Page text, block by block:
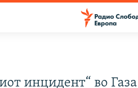
инцидент“ во